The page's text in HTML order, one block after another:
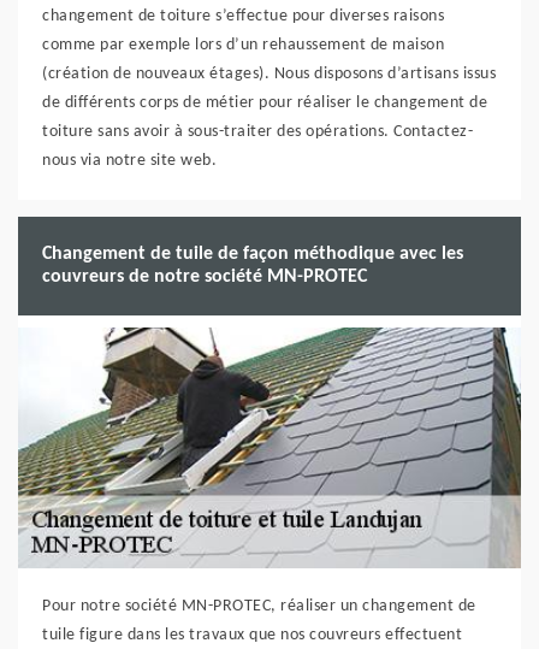
changement de toiture s’effectue pour diverses raisons
comme par exemple lors d’un rehaussement de maison
(création de nouveaux étages). Nous disposons d’artisans issus
de différents corps de métier pour réaliser le changement de
toiture sans avoir à sous-traiter des opérations. Contactez-
nous via notre site web.
Changement de tuile de façon méthodique avec les
couvreurs de notre société MN-PROTEC
Pour notre société MN-PROTEC, réaliser un changement de
tuile figure dans les travaux que nos couvreurs effectuent